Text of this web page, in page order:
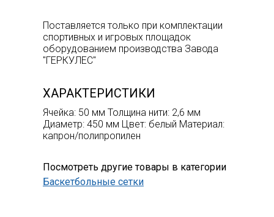
Поставляется только при комплектации
спортивных и игровых площадок
оборудованием производства Завода
"ГЕРКУЛЕС"
ХАРАКТЕРИСТИКИ
Ячейка: 50 мм Толщина нити: 2,6 мм
Диаметр: 450 мм Цвет: белый Материал:
капрон/полипропилен
Посмотреть другие товары в категории
Баскетбольные сетки